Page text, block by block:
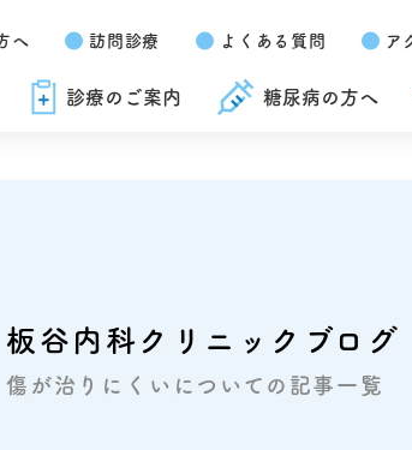
へ 訪問診療 よくある質問 ア
診療のご案内 糖尿病の方へ
板谷内科クリニックブログ
傷が治りにくいについての記事一覧